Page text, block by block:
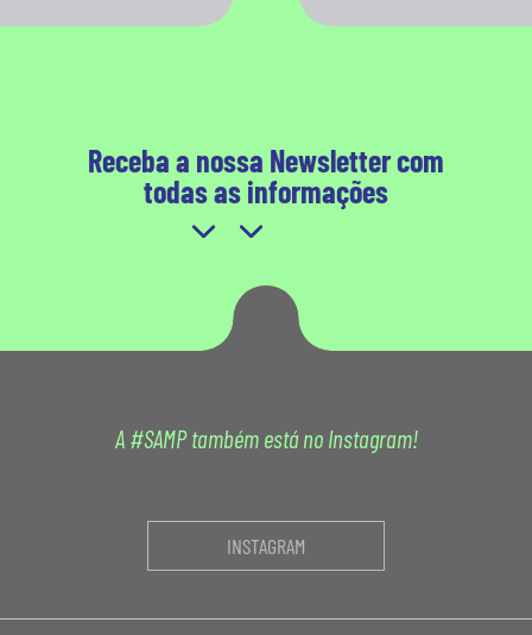
Receba a nossa Newsletter com
todas as informações
A #SAMP também está no Instagram!
INSTAGRAM